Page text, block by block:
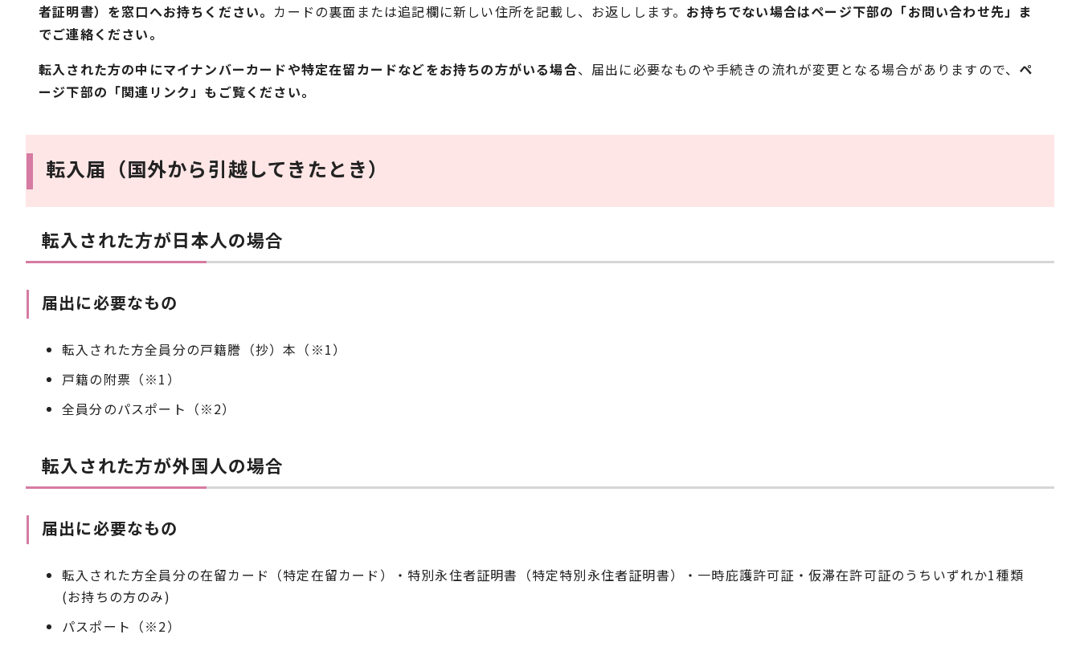
者証明書）を窓口へお持ちください。 カードの裏面または追記欄に新しい住所を記載し、お返しします。 お持ちでない場合はページ下部の「お問い合わせ先」ま
でご連絡ください。
転入された方の中にマイナンバーカードや特定在留カードなどをお持ちの方がいる場合、届出に必要なものや手続きの流れが変更となる場合がありますので、 ペ
ージ下部の「関連リンク」もご覧ください。
転入届（国外から引越してきたとき）
転入された方が日本人の場合
届出に必要なもの
転入された方全員分の戸籍謄（抄）本（ ※1）
戸籍の附票（※1）
全員分のパスポート（※2）
転入された方が外国人の場合
届出に必要なもの
転入された方全員分の在留カード（特定在留カード）・特別永住者証明書（特定特別永住者証明書）・一時庇護許可証・仮滞在許可証のうちいずれか1種類
(お持ちの方のみ)
パスポート（※2）